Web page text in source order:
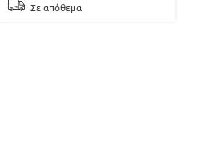
Σε απόθεμα